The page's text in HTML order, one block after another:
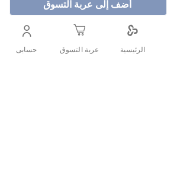
أضف إلى عربة التسوق
الرئيسية عربة التسوق حسابى